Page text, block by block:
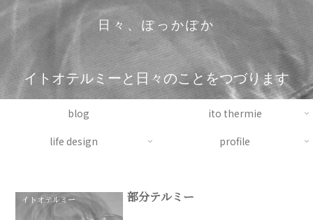
日々、ぽっかぽか
イトオテルミーと日々のことをつづります
blog
ito thermie
life design
profile
イトオテルミー 部分テルミー